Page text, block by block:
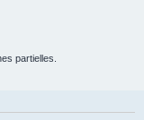
partielles.